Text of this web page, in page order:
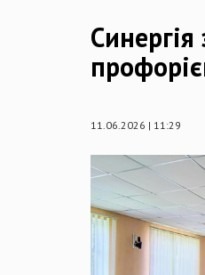
11.06.2026 | 11:29